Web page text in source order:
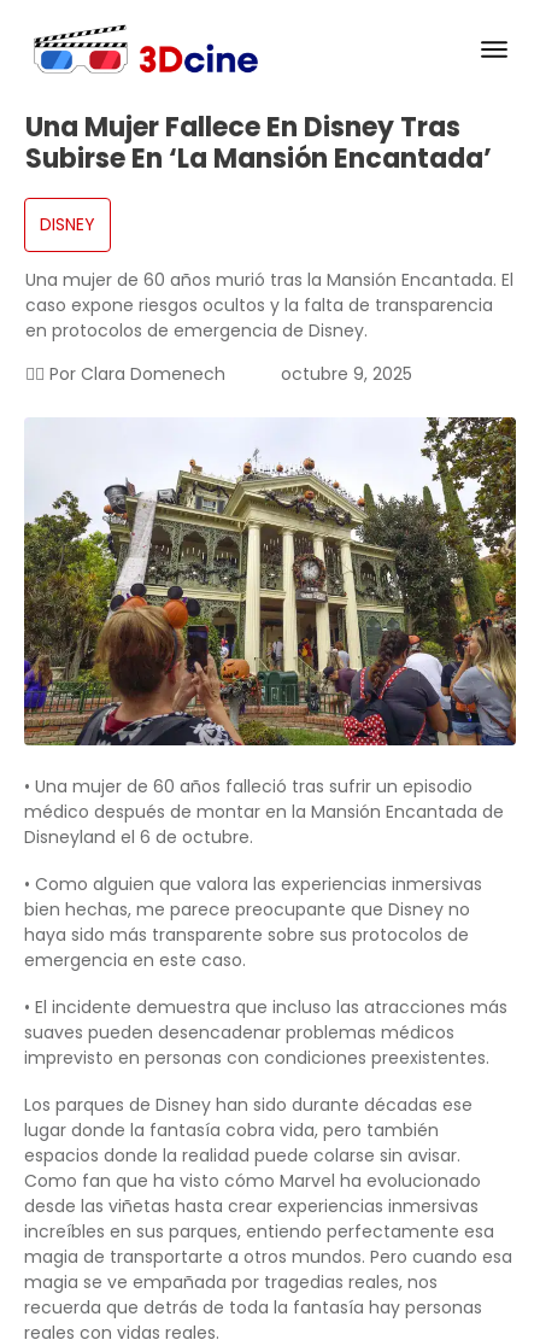
Una Mujer Fallece En Disney Tras
Subirse En ‘La Mansión Encantada’
DISNEY
Una mujer de 60 años murió tras la Mansión Encantada. El
caso expone riesgos ocultos y la falta de transparencia
en protocolos de emergencia de Disney.
✍🏻 Por Clara Domenech octubre 9, 2025
• Una mujer de 60 años falleció tras sufrir un episodio
médico después de montar en la Mansión Encantada de
Disneyland el 6 de octubre.
• Como alguien que valora las experiencias inmersivas
bien hechas, me parece preocupante que Disney no
haya sido más transparente sobre sus protocolos de
emergencia en este caso.
• El incidente demuestra que incluso las atracciones más
suaves pueden desencadenar problemas médicos
imprevisto en personas con condiciones preexistentes.
Los parques de Disney han sido durante décadas ese
lugar donde la fantasía cobra vida, pero también
espacios donde la realidad puede colarse sin avisar.
Como fan que ha visto cómo Marvel ha evolucionado
desde las viñetas hasta crear experiencias inmersivas
increíbles en sus parques, entiendo perfectamente esa
magia de transportarte a otros mundos. Pero cuando esa
magia se ve empañada por tragedias reales, nos
recuerda que detrás de toda la fantasía hay personas
reales con vidas reales.